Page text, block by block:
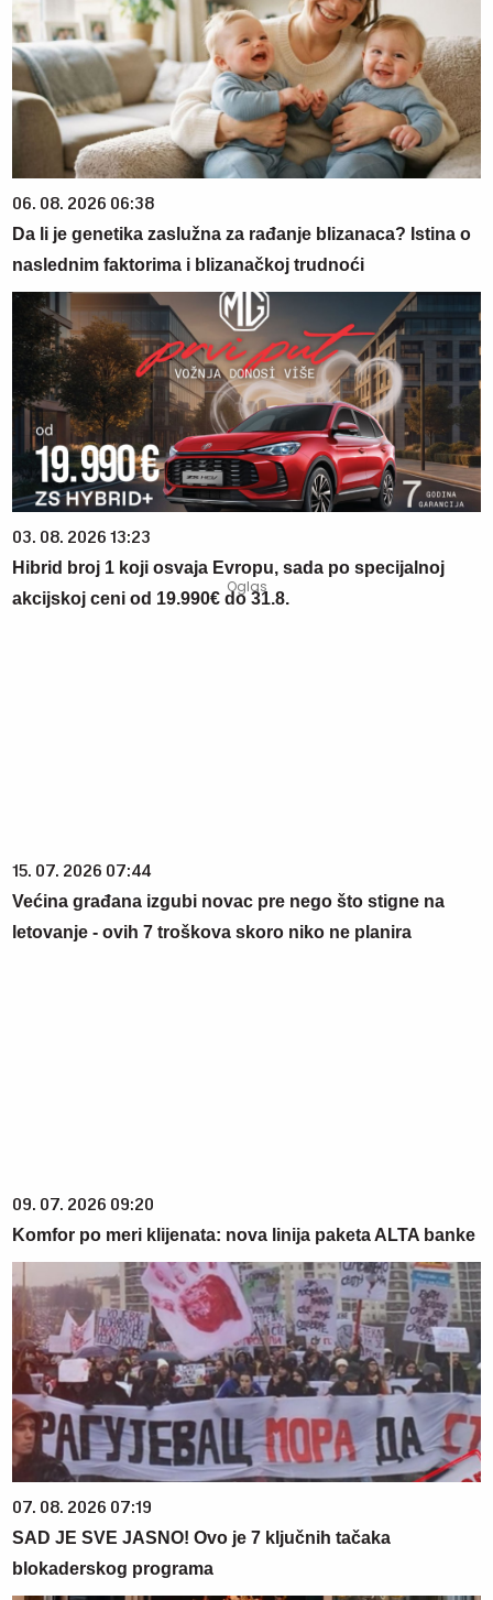
06. 08. 2026 06:38
Da li je genetika zaslužna za rađanje blizanaca? Istina o
naslednim faktorima i blizanačkoj trudnoći
03. 08. 2026 13:23
Hibrid broj 1 koji osvaja Evropu, sada po specijalnoj
akcijskoj ceni od 19.990€ do 31.8.
15. 07. 2026 07:44
Većina građana izgubi novac pre nego što stigne na
letovanje - ovih 7 troškova skoro niko ne planira
09. 07. 2026 09:20
Komfor po meri klijenata: nova linija paketa ALTA banke
07. 08. 2026 07:19
SAD JE SVE JASNO! Ovo je 7 ključnih tačaka
blokaderskog programa